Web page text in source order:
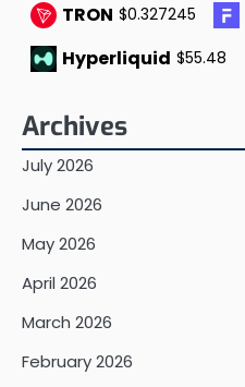
TRON $0.327245
Hyperliquid $55.48
Archives
July 2026
June 2026
May 2026
April 2026
March 2026
February 2026